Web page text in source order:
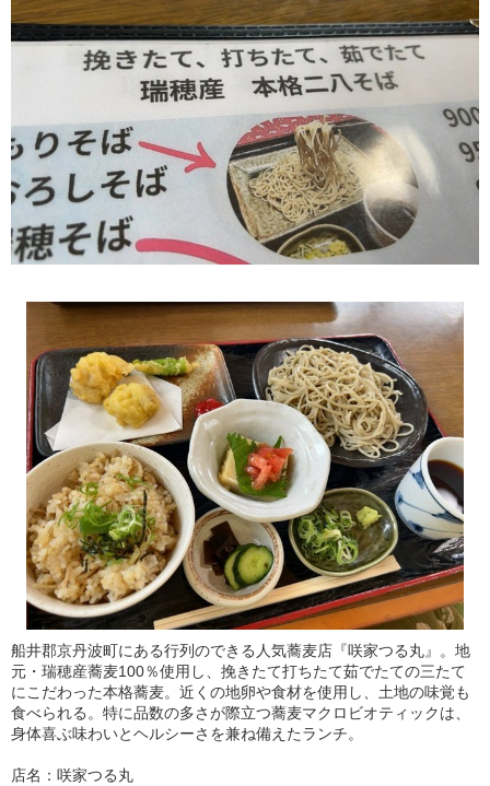
船井郡京丹波町にある行列のできる人気蕎麦店『咲家つる丸』。地
元・瑞穂産蕎麦100％使用し、挽きたて打ちたて茹でたての三たて
にこだわった本格蕎麦。近くの地卵や食材を使用し、土地の味覚も
食べられる。特に品数の多さが際立つ蕎麦マクロビオティックは、
身体喜ぶ味わいとヘルシーさを兼ね備えたランチ。
店名：咲家つる丸